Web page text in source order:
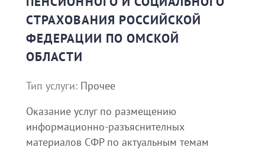
СТРАХОВАНИЯ РОССИЙСКОЙ
ФЕДЕРАЦИИ ПО ОМСКОЙ
ОБЛАСТИ
Тип услуги: Прочее
Оказание услуг по размещению
информационно-разъяснителных
материалов СФР по актуальным темам